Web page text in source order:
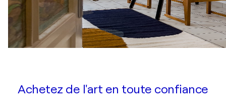
Achetez de l'art en toute confiance